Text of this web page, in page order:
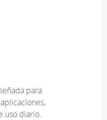
para
uso diario.